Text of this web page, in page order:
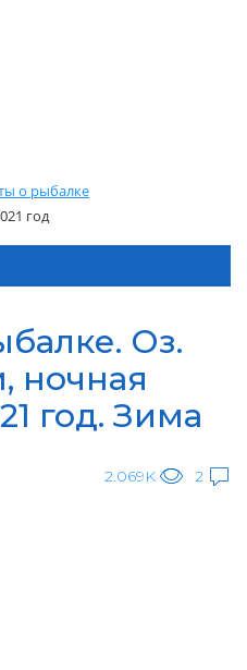
о рыбалке
год
Оз.
ночная
год. Зима
2.069K 2